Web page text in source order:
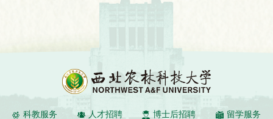
科教服务 人才招聘 博士后招聘 留学服务